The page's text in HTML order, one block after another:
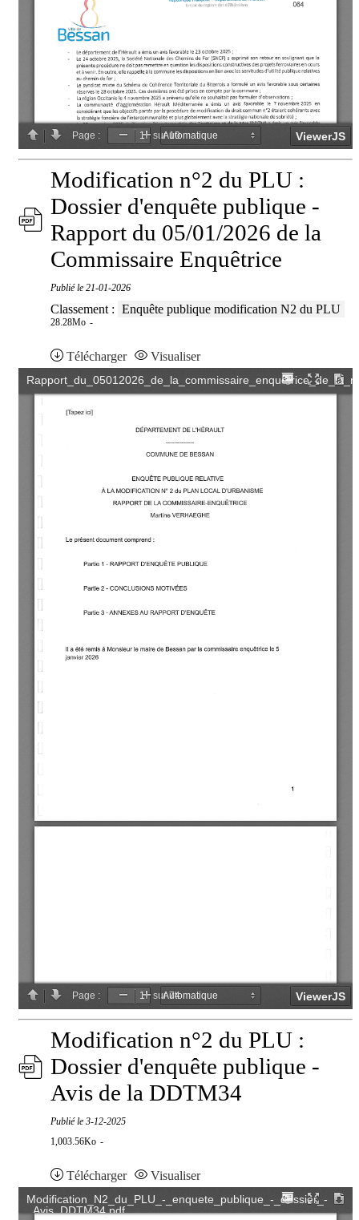
Modification n°2 du PLU :
Dossier d'enquête publique -
Rapport du 05/01/2026 de la
Commissaire Enquêtrice
Publié le 21-01-2026
Classement : Enquête publique modification N2 du PLU
28.28Mo
Télécharger Visualiser
Modification n°2 du PLU :
Dossier d'enquête publique -
Avis de la DDTM34
Publié le 3-12-2025
1,003.56Ko
Télécharger Visualiser